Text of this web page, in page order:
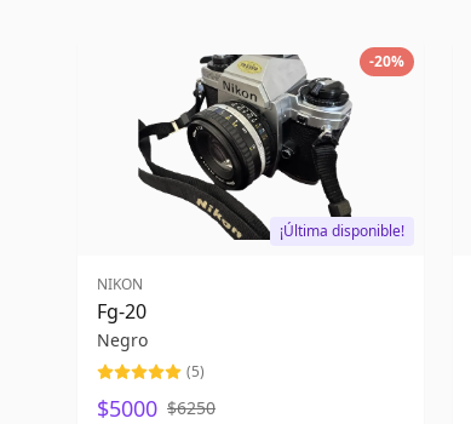
-20%
¡Última disponible!
NIKON
Fg-20
Negro
(5)
$5000 $6250